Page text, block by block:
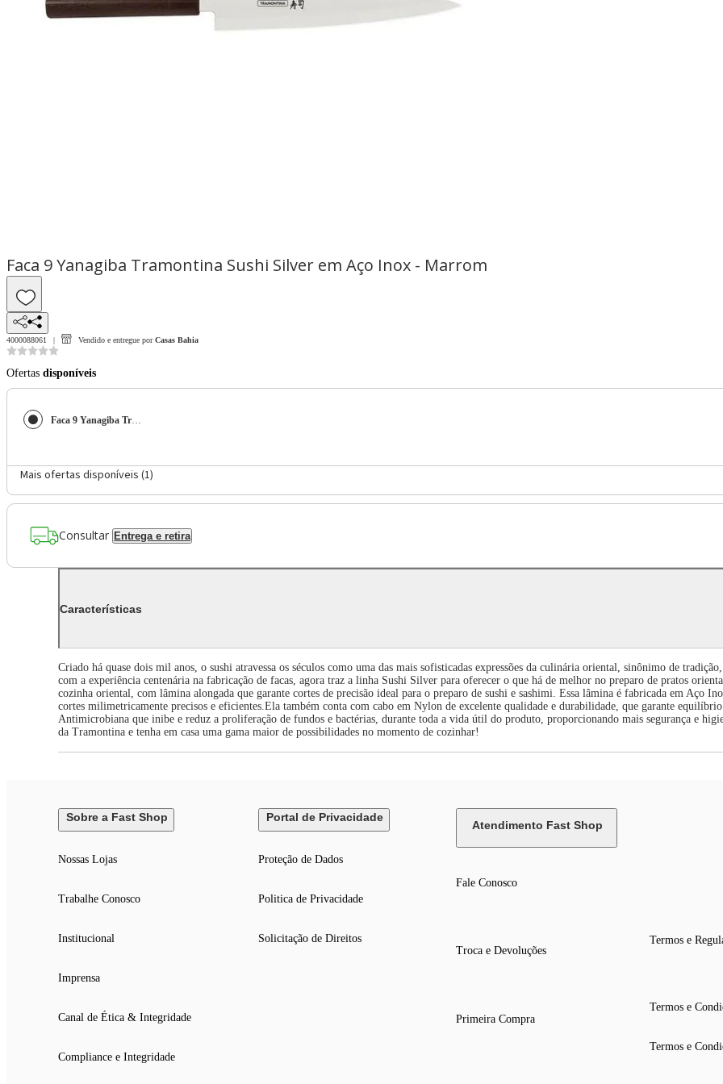
Faca 9 Yanagiba Tramontina Sushi Silver em Aço Inox - Marrom
4000088061 Vendido e entregue por Casas Bahia
Ofertas disponíveis
Faca 9 Yanagiba Tramontina Sushi Silver em Aço Inox - Marrom
Mais ofertas disponíveis (1)
Consultar Entrega e retira
Características
Criado há quase dois mil anos, o sushi atravessa os séculos como uma das mais sofisticadas expressões da culinária oriental, sinônimo de
com a experiência centenária na fabricação de facas, agora traz a linha Sushi Silver para oferecer o que há de melhor no preparo de pratos
cozinha oriental, com lâmina alongada que garante cortes de precisão ideal para o preparo de sushi e sashimi. Essa lâmina é fabricada em Aço
cortes milimetricamente precisos e eficientes.Ela também conta com cabo em Nylon de excelente qualidade e durabilidade, que garante
Antimicrobiana que inibe e reduz a proliferação de fundos e bactérias, durante toda a vida útil do produto, proporcionando mais segurança e
da Tramontina e tenha em casa uma gama maior de possibilidades no momento de cozinhar!
Sobre a Fast Shop
Nossas Lojas
Trabalhe Conosco
Institucional
Imprensa
Canal de Ética & Integridade
Compliance e Integridade
Portal de Privacidade
Proteção de Dados
Politica de Privacidade
Solicitação de Direitos
Atendimento Fast Shop
Fale Conosco
Troca e Devoluções
Primeira Compra
Termos e
Termos e
Termos e